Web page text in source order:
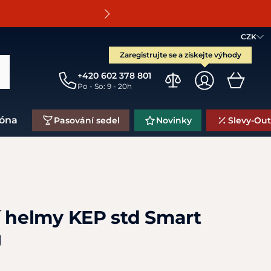
CZK
Zaregistrujte se a získejte výhody
+420 602 378 801
Po - So: 9 - 20h
Pasování sedel Novinky Slevy-
KEP std Smart